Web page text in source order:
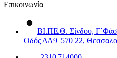
Επικοινωνία
ΒΙ.ΠΕ.Θ. Σίνδου,
Οδός ΔΑ9, 570 22,